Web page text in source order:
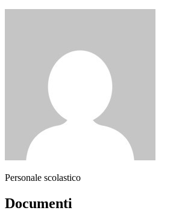
Personale scolastico
Documenti